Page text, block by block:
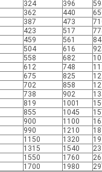
324 396
362 440
387 473
423 517
459 561
504 616
558 682
612 748
675 825
702 858
738 902
819 1001
855 1045
900 1100
990 1210
1150 1320
1315 1540
1550 1760
1700 1980